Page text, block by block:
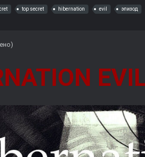
top secret hibernation evil эпизод